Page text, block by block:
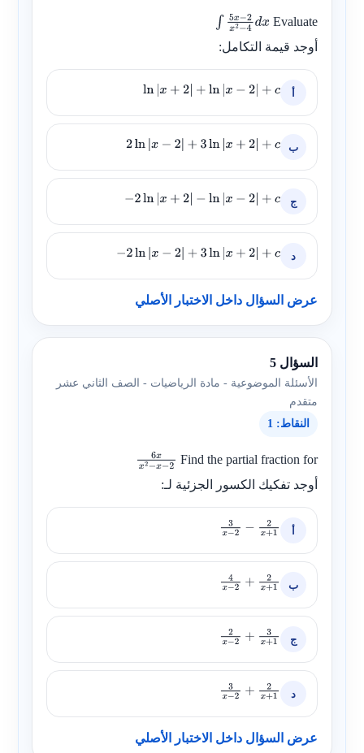
Evaluate
∫5 x−2x2−
4dx
أوجد قيمة التكامل:
أ ln| x+ 2|+ ln x−2|+c
ب 2 ln|x −2 |+ 3ln x+ 2| +c
ج −2ln|x +2 −ln|x −2| +c
د −2ln|x −2| +3 ln x+2|+c
عرض السؤال داخل الاختبار الأصلي
السؤال 5
الأسئلة الموضوعية - مادة الرياضيات - الصف الثاني عشر
متقدم
النقاط: 1
Find the partial fraction for
6xx2−x
أوجد تفكيك الكسور الجزئية لـ:
أ 3x−2 −2 x+1
ب 4x−2 +2 x+1
ج 2x−2 +3 x+1
د 3x−2 +2 x+1
عرض السؤال داخل الاختبار الأصلي